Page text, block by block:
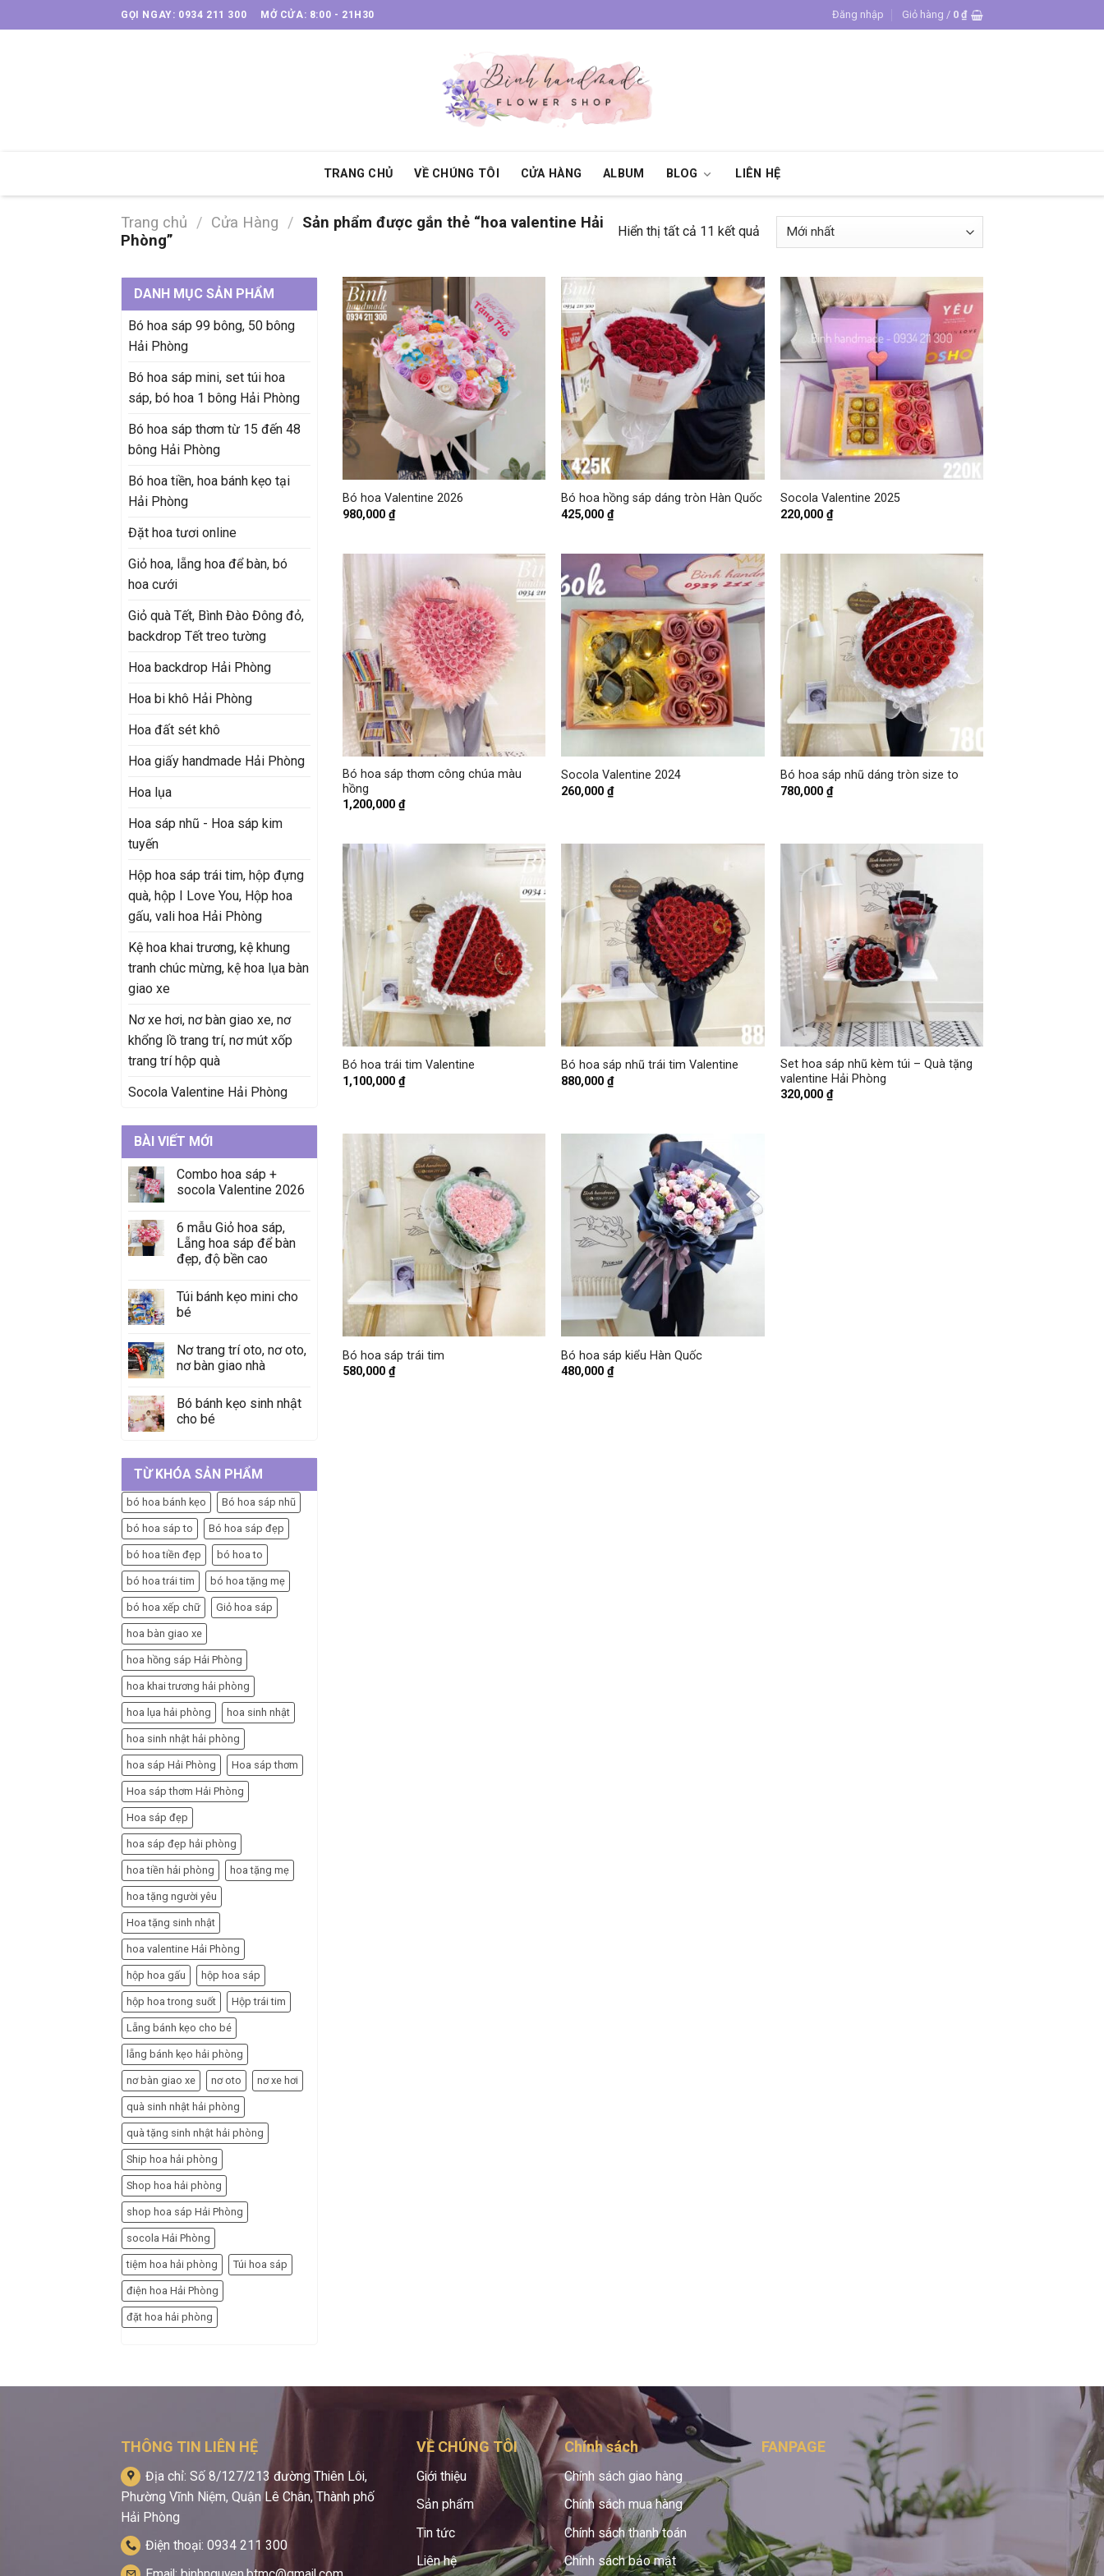
to
GỌI NGAY: 0934 211 300 MỞ CỬA: 8:00 - 21H30 Đăng nhập Giỏ hàng / 0 ₫
TRANG CHỦ VỀ CHÚNG TÔI CỬA HÀNG ALBUM BLOG LIÊN HỆ
Trang chủ / Cửa Hàng / Sản phẩm được gắn thẻ “hoa valentine Hải
Phòng”
Hiển thị tất cả 11 kết quả
DANH MỤC SẢN PHẨM
Bó hoa sáp 99 bông, 50 bông
Hải Phòng
Bó hoa sáp mini, set túi hoa
sáp, bó hoa 1 bông Hải Phòng
Bó hoa sáp thơm từ 15 đến 48
bông Hải Phòng
Bó hoa tiền, hoa bánh kẹo tại
Hải Phòng
Đặt hoa tươi online
Giỏ hoa, lẵng hoa để bàn, bó
hoa cưới
Giỏ quà Tết, Bình Đào Đông đỏ,
backdrop Tết treo tường
Hoa backdrop Hải Phòng
Hoa bi khô Hải Phòng
Hoa đất sét khô
Hoa giấy handmade Hải Phòng
Hoa lụa
Hoa sáp nhũ - Hoa sáp kim
tuyến
Hộp hoa sáp trái tim, hộp đựng
quà, hộp I Love You, Hộp hoa
gấu, vali hoa Hải Phòng
Kệ hoa khai trương, kệ khung
tranh chúc mừng, kệ hoa lụa bàn
giao xe
Nơ xe hơi, nơ bàn giao xe, nơ
khổng lồ trang trí, nơ mút xốp
trang trí hộp quà
Socola Valentine Hải Phòng
BÀI VIẾT MỚI
Combo hoa sáp +
socola Valentine 2026
6 mẫu Giỏ hoa sáp,
Lẵng hoa sáp để bàn
đẹp, độ bền cao
Túi bánh kẹo mini cho
bé
Nơ trang trí oto, nơ oto,
nơ bàn giao nhà
Bó bánh kẹo sinh nhật
cho bé
TỪ KHÓA SẢN PHẨM
bó hoa bánh kẹo Bó hoa sáp nhũ
bó hoa sáp to Bó hoa sáp đẹp
bó hoa tiền đẹp bó hoa to
bó hoa trái tim bó hoa tặng mẹ
bó hoa xếp chữ Giỏ hoa sáp
hoa bàn giao xe
hoa hồng sáp Hải Phòng
hoa khai trương hải phòng
hoa lụa hải phòng hoa sinh nhật
hoa sinh nhật hải phòng
hoa sáp Hải Phòng Hoa sáp thơm
Hoa sáp thơm Hải Phòng
Hoa sáp đẹp
hoa sáp đẹp hải phòng
hoa tiền hải phòng hoa tặng mẹ
hoa tặng người yêu
Hoa tặng sinh nhật
hoa valentine Hải Phòng
hộp hoa gấu hộp hoa sáp
hộp hoa trong suốt Hộp trái tim
Lẵng bánh kẹo cho bé
lẵng bánh kẹo hải phòng
nơ bàn giao xe nơ oto nơ xe hơi
quà sinh nhật hải phòng
quà tặng sinh nhật hải phòng
Ship hoa hải phòng
Shop hoa hải phòng
shop hoa sáp Hải Phòng
socola Hải Phòng
tiệm hoa hải phòng Túi hoa sáp
điện hoa Hải Phòng
đặt hoa hải phòng
Bó hoa Valentine 2026
980,000 ₫
+
Bó hoa hồng sáp dáng tròn Hàn Quốc
425,000₫
+
Socola Valentine 2025
220,000₫
+
Bó hoa sáp thơm công chúa màu
hồng
1,200,000 ₫
Socola Valentine 2024
260,000₫
+
Bó hoa sáp nhũ dáng tròn size to
780,000₫
Bó hoa trái tim Valentine
1,100,000 ₫
+
Bó hoa sáp nhũ trái tim Valentine
880,000₫
+
Set hoa sáp nhũ kèm túi – Quà tặng
valentine Hải Phòng
320,000₫
+
Bó hoa sáp trái tim
580,000 ₫
+
Bó hoa sáp kiểu Hàn Quốc
480,000₫
THÔNG TIN LIÊN HỆ
Địa chỉ: Số 8/127/213 đường Thiên Lôi,
Phường Vĩnh Niệm, Quận Lê Chân, Thành phố
Hải Phòng
Điện thoại: 0934 211 300
VỀ CHÚNG TÔI
Giới thiệu
Sản phẩm
Tin tức
Liên hệ
Chính sách
Chính sách giao hàng
Chính sách mua hàng
Chính sách thanh toán
Chính sách bảo mật
FANPAGE